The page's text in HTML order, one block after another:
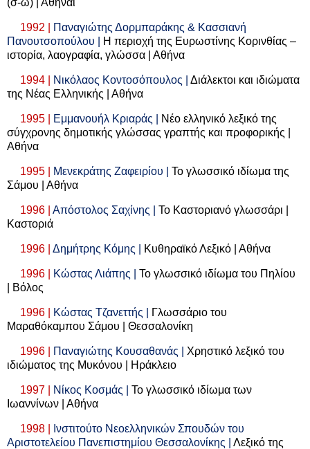
1992 |
Παναγιώτης Δορμπαράκης & Κασσιανή
Πανουτσοπούλου |
Η περιοχή της Ευρωστίνης Κορινθίας –
ιστορία, λαογραφία, γλώσσα | Αθήνα
1994 | Νικόλαος Κοντοσόπουλος | Διάλεκτοι και ιδιώματα
της Νέας Ελληνικής | Αθήνα
1995 | Εμμανουήλ Κριαράς |
Νέο ελληνικό λεξικό της
σύγχρονης δημοτικής γλώσσας γραπτής και προφορικής |
Αθήνα
1995 | Μενεκράτης Ζαφειρίου | Το γλωσσικό ιδίωμα της
Σάμου | Αθήνα
1996 | Απόστολος Σαχίνης | Το Καστοριανό γλωσσάρι |
Καστοριά
1996 | Δημήτρης Κόμης | Κυθηραϊκό Λεξικό | Αθήνα
1996 | Κώστας Λιάπης | Το γλωσσικό ιδίωμα του Πηλίου
| Βόλος
1996 | Κώστας Τζανεττής |
Γλωσσάριο του
Μαραθόκαμπου Σάμου | Θεσσαλονίκη
1996 | Παναγιώτης Κουσαθανάς | Χρηστικό λεξικό του
ιδιώματος της Μυκόνου | Ηράκλειο
1997 | Νίκος Κοσμάς | Το γλωσσικό ιδίωμα των
Ιωαννίνων | Αθήνα
1998 |
Ινστιτούτο Νεοελληνικών Σπουδών του
Αριστοτελείου Πανεπιστημίου Θεσσαλονίκης | Λεξικό της